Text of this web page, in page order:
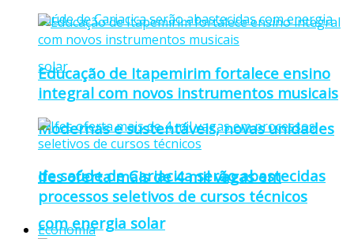
Modernas e sustentáveis, novas unidades
de saúde de Cariacica serão abastecidas
com energia solar
Educação de Itapemirim fortalece ensino
integral com novos instrumentos musicais
Ifes oferta mais de 4 mil vagas em
processos seletivos de cursos técnicos
Economia